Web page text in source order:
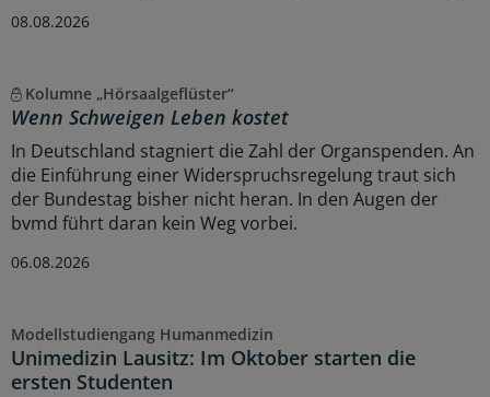
08.08.2026
Kolumne „Hörsaalgeflüster“
Wenn Schweigen Leben kostet
In Deutschland stagniert die Zahl der Organspenden. An
die Einführung einer Widerspruchsregelung traut sich
der Bundestag bisher nicht heran. In den Augen der
bvmd führt daran kein Weg vorbei.
06.08.2026
Modellstudiengang Humanmedizin
Unimedizin Lausitz: Im Oktober starten die
ersten Studenten